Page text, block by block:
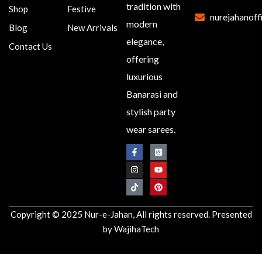
Shop
Blog
Contact Us
Festive
New Arrivals
tradition with
modern
elegance,
offering
luxurious
Banarasi and
stylish party
wear sarees.
Copyright © 2025 Nur-e-Jahan, All rights reserved. Presented
byWajihaTech